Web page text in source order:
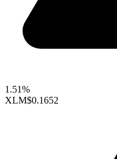
1.51%
XLM$0.1652